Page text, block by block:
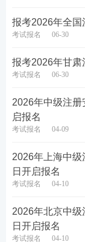
待到“账号信息
报考必看：
备考推荐：
货笔记
报考2026年全国
考试报名 06-30
报考2026年甘肃
考试报名 06-30
2026年中级注
启报名
考试报名 04-09
2026年上海中
日开启报名
考试报名 04-10
2026年北京中
日开启报名
考试报名 04-10